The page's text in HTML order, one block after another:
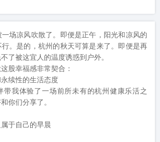
场凉风吹散了。即便是正午，阳光和凉风的
。是的，杭州的秋天可算是来了。即便是再
了被这宜人的温度诱惑到户外。
股幸福感非常契合：
续性的生活态度
带我体验了一场前所未有的杭州健康乐活之
你们分享了。
于自己的早晨